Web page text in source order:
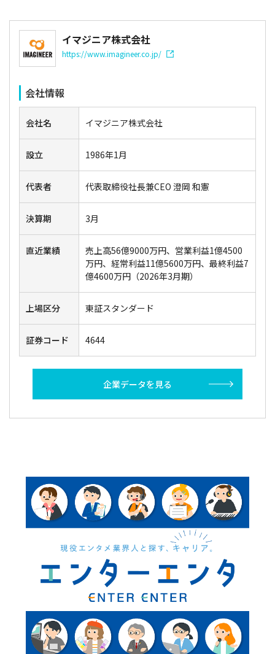
イマジニア株式会社
https://www.imagineer.co.jp/
会社情報
会社名 イマジニア株式会社
設立 1986年1月
代表者 代表取締役社長兼CEO 澄岡 和憲
決算期 3月
直近業績
売上高56億9000万円、営業利益1億4500
万円、経常利益11億5600万円、最終利益7
億4600万円（2026年3月期）
上場区分 東証スタンダード
証券コード 4644
企業データを見る